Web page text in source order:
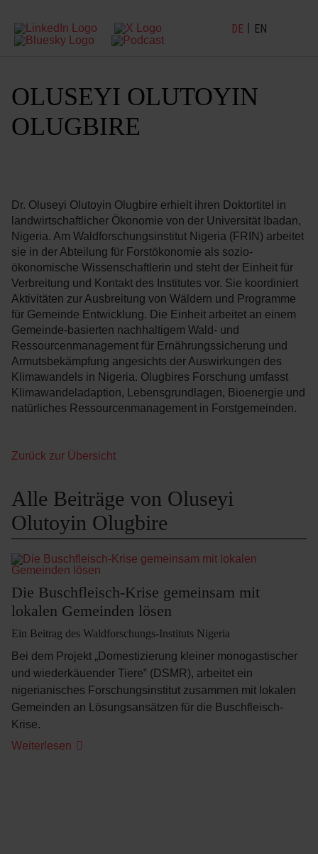
DE EN
OLUSEYI OLUTOYIN
OLUGBIRE
Dr. Oluseyi Olutoyin Olugbire erhielt ihren Doktortitel in
landwirtschaftlicher Ökonomie von der Universität Ibadan,
Nigeria. Am Waldforschungsinstitut Nigeria (FRIN) arbeitet
sie in der Abteilung für Forstökonomie als sozio-
ökonomische Wissenschaftlerin und steht der Einheit für
Verbreitung und Kontakt des Institutes vor. Sie koordiniert
Aktivitäten zur Ausbreitung von Wäldern und Programme
für Gemeinde Entwicklung. Die Einheit arbeitet an einem
Gemeinde-basierten nachhaltigem Wald- und
Ressourcenmanagement für Ernährungssicherung und
Armutsbekämpfung angesichts der Auswirkungen des
Klimawandels in Nigeria. Olugbires Forschung umfasst
Klimawandeladaption, Lebensgrundlagen, Bioenergie und
natürliches Ressourcenmanagement in Forstgemeinden.
Zurück zur Übersicht
Alle Beiträge von Oluseyi
Olutoyin Olugbire
Die Buschfleisch-Krise gemeinsam mit
lokalen Gemeinden lösen
Ein Beitrag des Waldforschungs-Instituts Nigeria
Bei dem Projekt „Domestizierung kleiner monogastischer
und wiederkäuender Tiere‟ (DSMR), arbeitet ein
nigerianisches Forschungsinstitut zusammen mit lokalen
Gemeinden an Lösungsansätzen für die Buschfleisch-
Krise.
Weiterlesen